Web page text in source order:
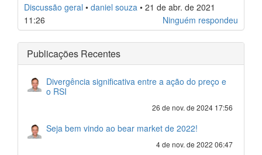
Discussão geral • daniel souza • 21 de abr. de 2021
11:26
Ninguém respondeu
Publicações Recentes
Divergência significativa entre a ação do preço e
o RSI
26 de nov. de 2024 17:56
Seja bem vindo ao bear market de 2022!
4 de nov. de 2022 06:47